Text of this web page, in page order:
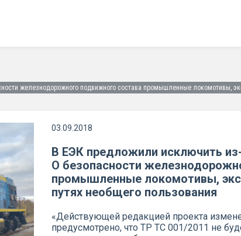
железнодорожного подвижного состава промышленные локомотивы,
03.09.2018
В ЕЭК предложили исключить
О безопасности
промышленные локомотивы,
путях необщего пользования
«Действующей редакцией проекта
предусмотрено, что ТР ТС 001/2011 не